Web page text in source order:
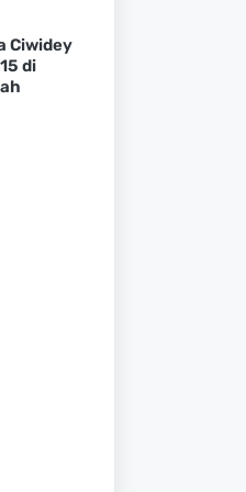
Ciwidey
di